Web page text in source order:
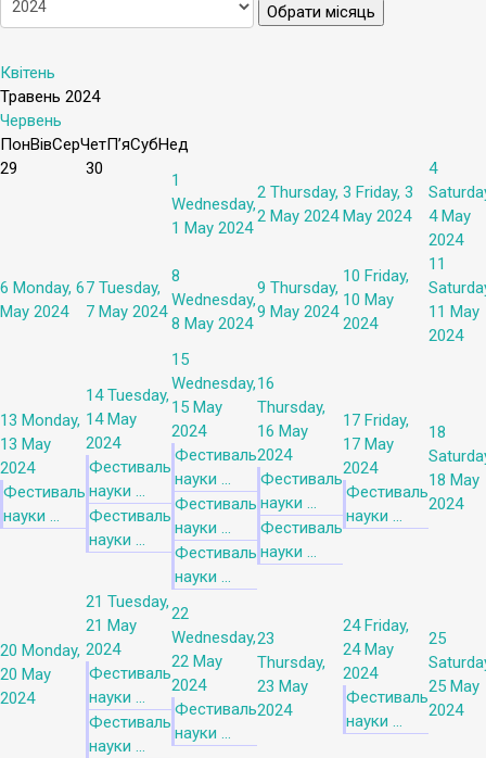
Обрати місяць
Квітень
Травень 2024
Червень
ПонВівСерЧетП’яСубНед
29
30
1
Wednesday,
1 May 2024
2 Thursday,
2 May 2024
3 Friday, 3
May 2024
4
4 May
2024
6 Monday, 6
May 2024
7 Tuesday,
7 May 2024
8
Wednesday,
8 May 2024
9 Thursday,
9 May 2024
10 Friday,
10 May
2024
11
11 May
2024
13 Monday,
13 May
2024
Фестиваль
науки ...
14 Tuesday,
14 May
2024
Фестиваль
науки ...
Фестиваль
науки ...
15
Wednesday,
15 May
2024
Фестиваль
науки ...
Фестиваль
науки ...
Фестиваль
науки ...
16
Thursday,
16 May
2024
Фестиваль
науки ...
Фестиваль
науки ...
17 Friday,
17 May
2024
Фестиваль
науки ...
18
18 May
2024
20 Monday,
20 May
2024
21 Tuesday,
21 May
2024
Фестиваль
науки ...
Фестиваль
науки ...
22
Wednesday,
22 May
2024
Фестиваль
науки ...
23
Thursday,
23 May
2024
24 Friday,
24 May
2024
Фестиваль
науки ...
25
25 May
2024